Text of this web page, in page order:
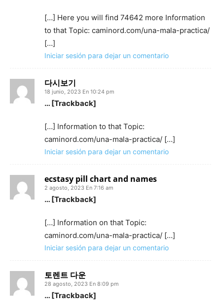
[…] Here you will find 74642 more Information
to that Topic: caminord.com/una-mala-practica/
[…]
Iniciar sesión para dejar un comentario
다시보기
18 junio, 2023 En 10:24 pm
… [Trackback]
[…] Information to that Topic:
caminord.com/una-mala-practica/ […]
Iniciar sesión para dejar un comentario
ecstasy pill chart and names
2 agosto, 2023 En 7:16 am
… [Trackback]
[…] Information on that Topic:
caminord.com/una-mala-practica/ […]
Iniciar sesión para dejar un comentario
토렌트 다운
28 agosto, 2023 En 8:09 pm
… [Trackback]